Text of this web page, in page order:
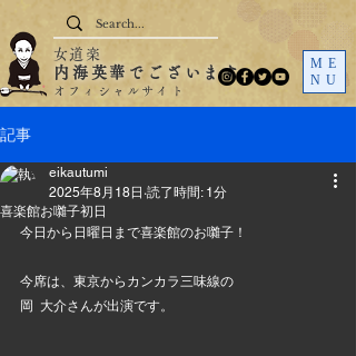
ME
NU
女道楽
内海英華でございます
オフィシャルサイト
記事
喜楽館お囃子初日
eikautumi
2025年8月18日 読了時間: 1分
今日から日曜日まで喜楽館のお囃子！
今席は、東京からカンカラ三味線の
岡  大介さんが出演です。